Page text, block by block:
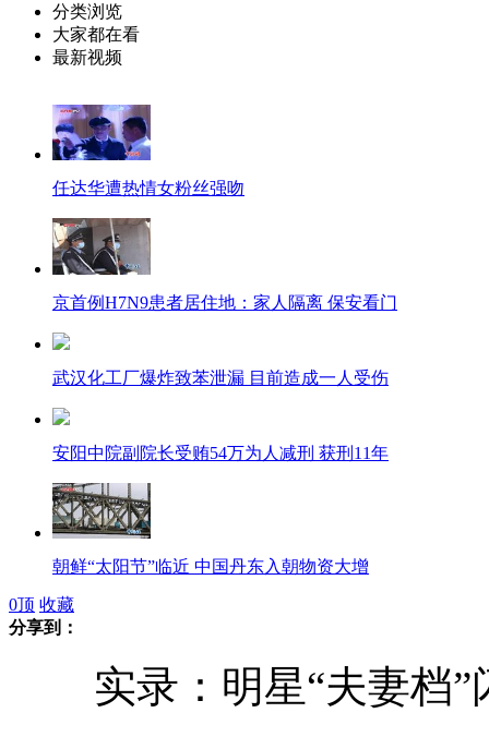
分类浏览
大家都在看
最新视频
任达华遭热情女粉丝强吻
京首例H7N9患者居住地：家人隔离 保安看门
武汉化工厂爆炸致苯泄漏 目前造成一人受伤
安阳中院副院长受贿54万为人减刑 获刑11年
朝鲜“太阳节”临近 中国丹东入朝物资大增
广东紫金教育局副局长被曝资产过千万
0顶 收藏
分享到：
实录：明星“夫妻档”